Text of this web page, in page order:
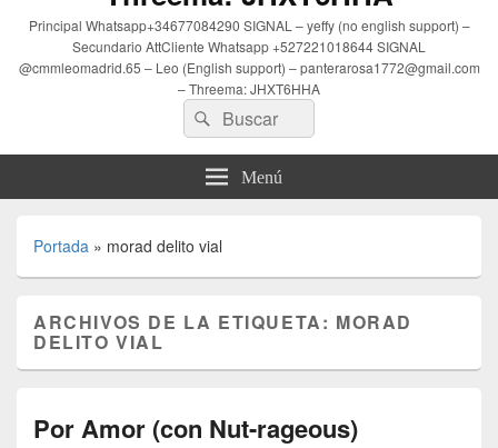
Principal Whatsapp+34677084290 SIGNAL – yeffy (no english support) –
Secundario AttCliente Whatsapp +527221018644 SIGNAL
@cmmleomadrid.65 – Leo (English support) – panterarosa1772@gmail.com
– Threema: JHXT6HHA
Buscar
por:
Buscar
Menú
Portada » morad delito vial
ARCHIVOS DE LA ETIQUETA: MORAD
DELITO VIAL
Por Amor (con Nut-rageous)